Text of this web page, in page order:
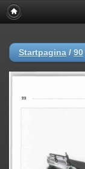
Startpagina / 90